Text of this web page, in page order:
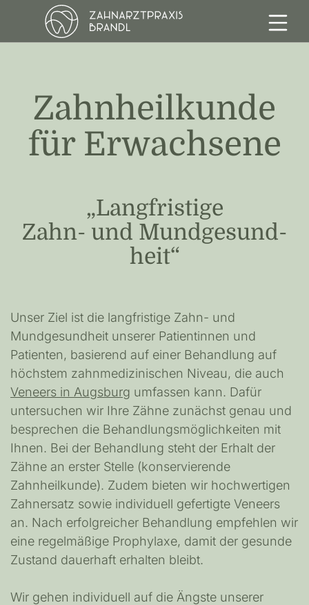
springe zum Hauptinhalt
Zahnheilkunde
für Erwachsene
„Langfristige
Zahn- und Mund­gesund­
heit“
Unser Ziel ist die langfristige Zahn- und
Mundgesundheit unserer Patientinnen und
Patienten, basierend auf einer Behandlung auf
höchstem zahnmedizinischen Niveau, die auch
Veneers in Augsburg umfassen kann. Dafür
untersuchen wir Ihre Zähne zunächst genau und
besprechen die Behandlungsmöglichkeiten mit
Ihnen. Bei der Behandlung steht der Erhalt der
Zähne an erster Stelle (konservierende
Zahnheilkunde). Zudem bieten wir hochwertigen
Zahnersatz sowie individuell gefertigte Veneers
an. Nach erfolgreicher Behandlung empfehlen wir
eine regelmäßige Prophylaxe, damit der gesunde
Zustand dauerhaft erhalten bleibt.
Wir gehen individuell auf die Ängste unserer